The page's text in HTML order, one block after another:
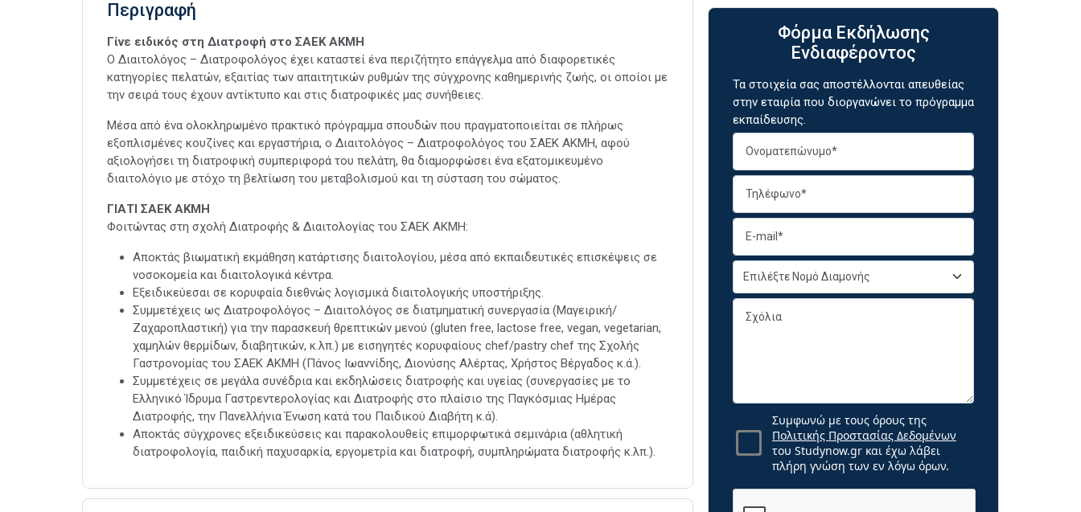
Περιγραφή
Γίνε ειδικός στη Διατροφή στο ΣΑΕΚΑΚΜΗ
Ο Διαιτολόγος – Διατροφολόγος έχει καταστεί ένα περιζήτητο επάγγελμα από διαφορετικές
κατηγορίες πελατών, εξαιτίας των απαιτητικών ρυθμών της σύγχρονης καθημερινής ζωής, οι οποίοι με
την σειρά τους έχουν αντίκτυπο και στις διατροφικές μας συνήθειες.
Μέσα από ένα ολοκληρωμένο πρακτικό πρόγραμμα σπουδών που πραγματοποιείται σε πλήρως
εξοπλισμένες κουζίνες και εργαστήρια, ο Διαιτολόγος – Διατροφολόγος του ΣΑΕΚ ΑΚΜΗ, αφού
αξιολογήσει τη διατροφική συμπεριφορά του πελάτη, θα διαμορφώσει ένα εξατομικευμένο
διαιτολόγιο με στόχο τη βελτίωση του μεταβολισμού και τη σύσταση του σώματος.
ΓΙΑΤΙ ΣΑΕΚΑΚΜΗ
Φοιτώντας στη σχολή Διατροφής & Διαιτολογίας του ΣΑΕΚ ΑΚΜΗ:
Αποκτάς βιωματική εκμάθηση κατάρτισης διαιτολογίου, µέσα από εκπαιδευτικές επισκέψεις σε
νοσοκομεία και διαιτολογικά κέντρα.
Εξειδικεύεσαι σε κορυφαία διεθνώς λογισμικά διαιτολογικής υποστήριξης.
Συμμετέχεις ως Διατροφολόγος – Διαιτολόγος σε διατμηματική συνεργασία (Μαγειρική/
Ζαχαροπλαστική) για την παρασκευή θρεπτικών μενού (gluten free, lactose free, vegan, vegetarian,
χαμηλών θερμίδων, διαβητικών, κ.λπ.) με εισηγητές κορυφαίους chef/pastry chef της Σχολής
Γαστρονομίας του ΣΑΕΚ ΑΚΜΗ (Πάνος Ιωαννίδης, Διονύσης Αλέρτας, Χρήστος Βέργαδος κ.ά.).
Συµµετέχεις σε μεγάλα συνέδρια και εκδηλώσεις διατροφής και υγείας (συνεργασίες με το
Ελληνικό Ίδρυμα Γαστρεντερολογίας και Διατροφής στο πλαίσιο της Παγκόσμιας Ημέρας
Διατροφής, την Πανελλήνια Ένωση κατά του Παιδικού Διαβήτη κ.ά).
Αποκτάς σύγχρονες εξειδικεύσεις και παρακολουθείς επιμορφωτικά σεμινάρια (αθλητική
διατροφολογία, παιδική παχυσαρκία, εργομετρία και διατροφή, συμπληρώματα διατροφής κ.λπ.).
Φόρμα Εκδήλωσης
Ενδιαφέροντος
Τα στοιχεία σας αποστέλλονται απευθείας
στην εταιρία που διοργανώνει το πρόγραμμα
εκπαίδευσης.
Συμφωνώ με τους όρους της
Πολιτικής Προστασίας Δεδομένων
του Studynow.gr και έχω λάβει
πλήρη γνώση των εν λόγω όρων.